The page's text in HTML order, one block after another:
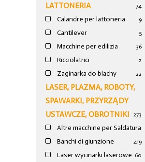
LATTONERIA 74
Calandre per lattoneria 9
Cantilever 5
Macchine per edilizia 36
Ricciolatrici 2
Zaginarka do blachy 22
LASER, PLAZMA, ROBOTY,
SPAWARKI, PRZYRZĄDY
USTAWCZE, OBROTNIKI
273
Altre macchine per Saldatura
19
Banchi di giunzione 4
Laser wycinarki laserowe 60